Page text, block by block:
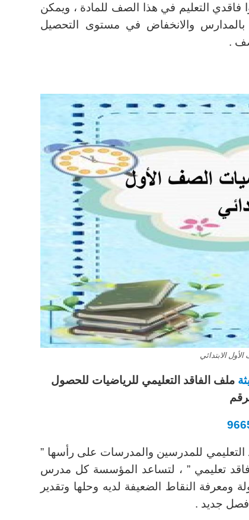
فاقدي التعليم في هذا الصف للمادة ، ويمكن
بالمدارس والانخفاض في مستوى التحصيل
.
الابتدائي
ملف الفاقد التعليمي للرياضيات للحصول
للمدرسين والمدرسات على رأسها ”
فاقد تعليمي ” ، لتساعد المؤسسة كل مدرس
النقاط الضعيفة لديه وحلها وتقدير
فصل جديد .